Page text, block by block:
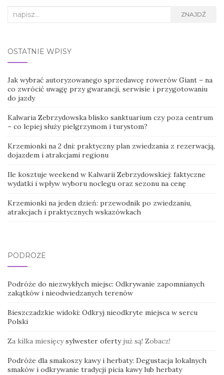
Search
ZNAJDŹ
OSTATNIE WPISY
Jak wybrać autoryzowanego sprzedawcę rowerów Giant – na
co zwrócić uwagę przy gwarancji, serwisie i przygotowaniu
do jazdy
Kalwaria Zebrzydowska blisko sanktuarium czy poza centrum
– co lepiej służy pielgrzymom i turystom?
Krzemionki na 2 dni: praktyczny plan zwiedzania z rezerwacją,
dojazdem i atrakcjami regionu
Ile kosztuje weekend w Kalwarii Zebrzydowskiej: faktyczne
wydatki i wpływ wyboru noclegu oraz sezonu na cenę
Krzemionki na jeden dzień: przewodnik po zwiedzaniu,
atrakcjach i praktycznych wskazówkach
PODRÓŻE
Podróże do niezwykłych miejsc: Odkrywanie zapomnianych
zakątków i nieodwiedzanych terenów
Bieszczadzkie widoki: Odkryj nieodkryte miejsca w sercu
Polski
Za kilka miesięcysylwester ofertyjuż są! Zobacz!
Podróże dla smakoszy kawy i herbaty: Degustacja lokalnych
smaków i odkrywanie tradycji picia kawy lub herbaty